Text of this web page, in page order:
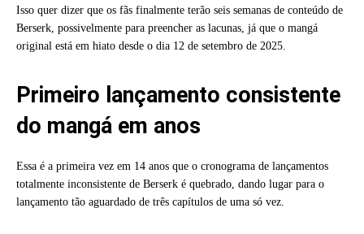
Isso quer dizer que os fãs finalmente terão seis semanas de conteúdo de
Berserk, possivelmente para preencher as lacunas, já que o mangá
original está em hiato desde o dia 12 de setembro de 2025.
Primeiro lançamento consistente
do mangá em anos
Essa é a primeira vez em 14 anos que o cronograma de lançamentos
totalmente inconsistente de Berserk é quebrado, dando lugar para o
lançamento tão aguardado de três capítulos de uma só vez.